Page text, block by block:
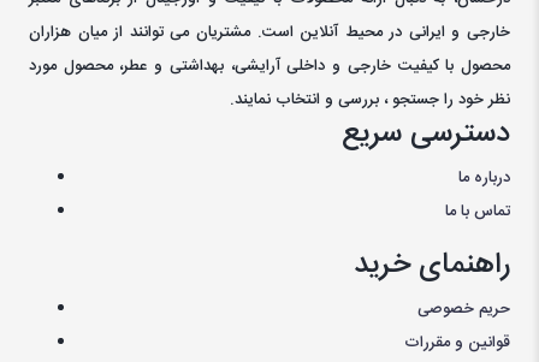
خارجی و ايرانی در محيط آنلاين است. مشتريان می توانند از ميان هزاران
محصول با کيفيت خارجی و داخلی آرایشی، بهداشتی و عطر، محصول مورد
نظر خود را جستجو ، بررسی و انتخاب نمايند.
دسترسی سریع
درباره ما
تماس با ما
راهنمای خرید
حریم خصوصی
قوانین و مقررات